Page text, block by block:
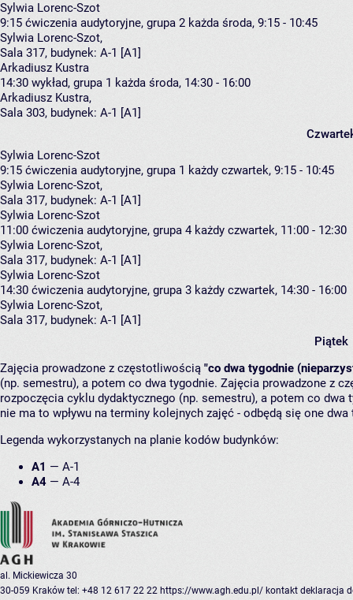
Sylwia Lorenc-Szot
9:15 ćwiczenia audytoryjne, grupa 2 każda środa, 9:15 - 10:45
Sylwia Lorenc-Szot,
Sala 317, budynek: A-1 [A1]
Arkadiusz Kustra
14:30 wykład, grupa 1 każda środa, 14:30 - 16:00
Arkadiusz Kustra,
Sala 303, budynek: A-1 [A1]
Sylwia Lorenc-Szot
9:15 ćwiczenia audytoryjne, grupa 1 każdy czwartek, 9:15 - 10:45
Sylwia Lorenc-Szot,
Sala 317, budynek: A-1 [A1]
Sylwia Lorenc-Szot
11:00 ćwiczenia audytoryjne, grupa 4 każdy czwartek, 11:00 - 12:30
Sylwia Lorenc-Szot,
Sala 317, budynek: A-1 [A1]
Sylwia Lorenc-Szot
14:30 ćwiczenia audytoryjne, grupa 3 każdy czwartek, 14:30 - 16:00
Sylwia Lorenc-Szot,
Sala 317, budynek: A-1 [A1]
Piątek
Zajęcia prowadzone z częstotliwością "co dwa tygodnie
(np. semestru), a potem co dwa tygodnie. Zajęcia prowadzone z
rozpoczęcia cyklu dydaktycznego (np. semestru), a potem co
nie ma to wpływu na terminy kolejnych zajęć - odbędą się one
Legenda wykorzystanych na planie kodów budynków:
A1 — A-1
A4 — A-4
al. Mickiewicza 30
30-059 Kraków tel: +48 12 617 22 22 https://www.agh.edu.pl/ kontakt deklaracja